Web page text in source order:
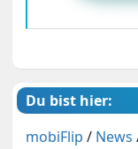
Du bist hier:
mobiFlip / News